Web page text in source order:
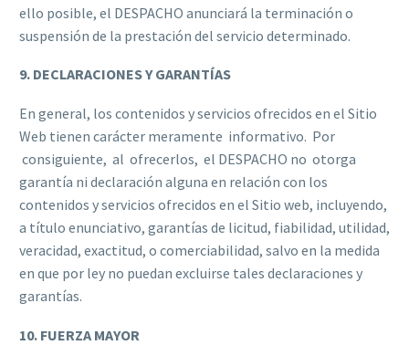
ello posible, el DESPACHO anunciará la terminación o
suspensión de la prestación del servicio determinado.
9. DECLARACIONES Y GARANTÍAS
En general, los contenidos y servicios ofrecidos en el Sitio
Web tienen carácter meramente informativo. Por
consiguiente, al ofrecerlos, el DESPACHO no otorga
garantía ni declaración alguna en relación con los
contenidos y servicios ofrecidos en el Sitio web, incluyendo,
a título enunciativo, garantías de licitud, fiabilidad, utilidad,
veracidad, exactitud, o comerciabilidad, salvo en la medida
en que por ley no puedan excluirse tales declaraciones y
garantías.
10. FUERZA MAYOR